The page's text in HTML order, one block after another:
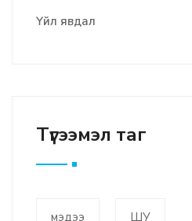
Үйл явдал
Түгээмэл таг
мэдээ ШУ